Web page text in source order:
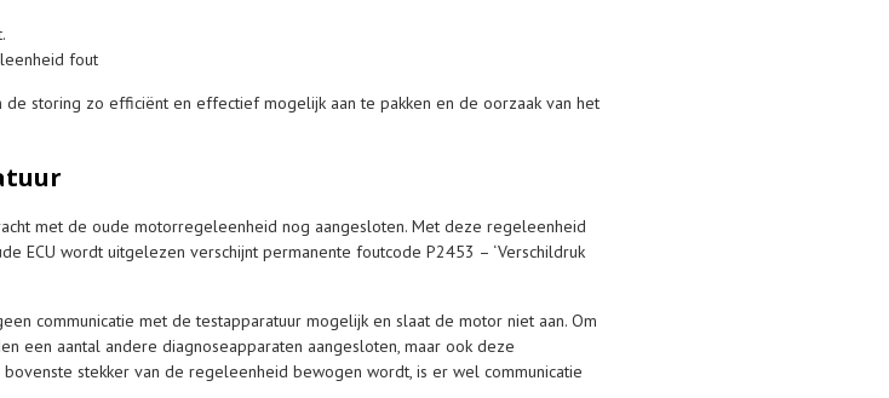
fout
storing zo efficiënt en effectief mogelijk aan te pakken en de oorzaak van het
met de oude motorregeleenheid nog aangesloten. Met deze regeleenheid
ECU wordt uitgelezen verschijnt permanente foutcode P2453 – ‘Verschildruk
communicatie met de testapparatuur mogelijk en slaat de motor niet aan. Om
een aantal andere diagnoseapparaten aangesloten, maar ook deze
stekker van de regeleenheid bewogen wordt, is er wel communicatie